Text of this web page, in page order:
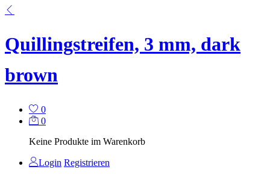
Quillingstreifen, 3 mm, dark
brown
0
0
Keine Produkte im Warenkorb
Login Registrieren